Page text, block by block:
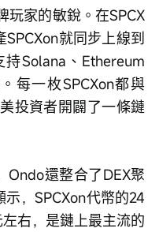
玩家的敏銳。在SPCX
就同步上線到
Solana、Ethereum
每一枚SPCXon都與
投資者開闢了一條鏈
Ondo還整合了DEX聚
，SPCXon代幣的24
右，是鏈上最主流的